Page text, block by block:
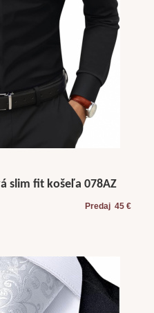
slim fit košeľa 078AZ
Predaj 45 €